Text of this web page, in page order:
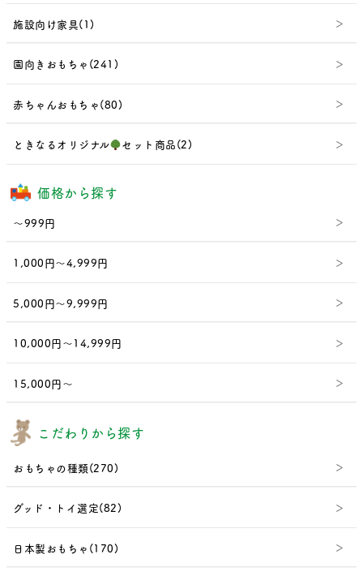
施設向け家具(1)
園向きおもちゃ(241)
赤ちゃんおもちゃ(80)
ときなるオリジナル セット商品(2)
価格から探す
～999円
1,000円～4,999円
5,000円～9,999円
10,000円～14,999円
15,000円～
こだわりから探す
おもちゃの種類(270)
グッド・トイ選定(82)
日本製おもちゃ(170)